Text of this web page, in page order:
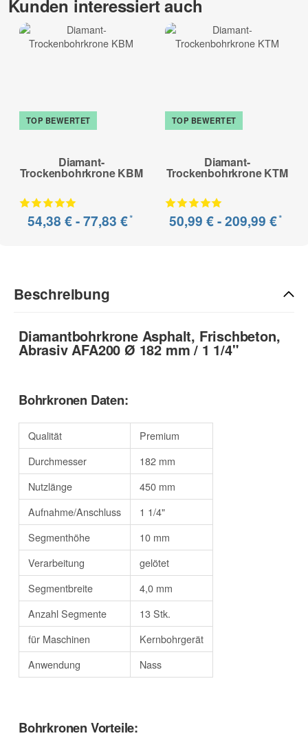
Sonderanfertigung* - kein Umtausch möglich
zur Beschreibung
Kunden interessiert auch
TOP BEWERTET
Diamant-
Trockenbohrkrone KBM
54,38 € -77,83 €*
TOP BEWERTET
Diamant-
Trockenbohrkrone KTM
50,99 € -209,99 €*
Beschreibung
Diamantbohrkrone Asphalt, Frischbeton,
Abrasiv AFA200 Ø 182 mm / 1 1/4"
Bohrkronen Daten:
Qualität
Premium
Durchmesser
182 mm
Nutzlänge
450 mm
Aufnahme/Anschluss
1 1/4"
Segmenthöhe
10 mm
Verarbeitung
gelötet
Segmentbreite
4,0 mm
Anzahl Segmente
13 Stk.
für Maschinen
Kernbohrgerät
Anwendung
Nass
Bohrkronen Vorteile: